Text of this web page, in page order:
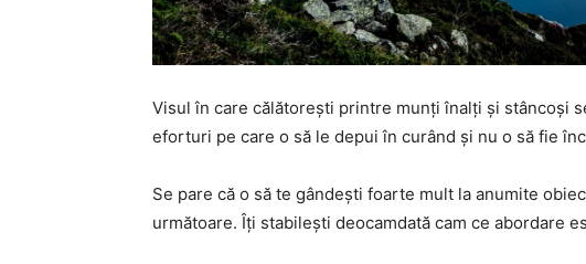
Visul în care călătorești printre munți înalți și stâncoși
eforturi pe care o să le depui în curând și nu o să fie
Se pare că o să te gândești foarte mult la anumite
următoare. Îți stabilești deocamdată cam ce abordare